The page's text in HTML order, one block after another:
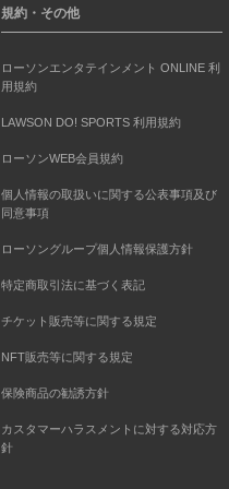
規約・その他
ローソンエンタテインメント ONLINE 利
用規約
LAWSON DO! SPORTS 利用規約
ローソンWEB会員規約
個人情報の取扱いに関する公表事項及び
同意事項
ローソングループ個人情報保護方針
特定商取引法に基づく表記
チケット販売等に関する規定
NFT販売等に関する規定
保険商品の勧誘方針
カスタマーハラスメントに対する対応方
針